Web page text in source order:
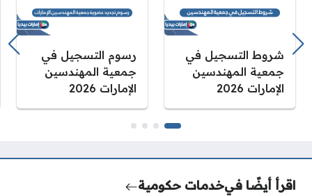
شروط التسجيل في
جمعية المهندسين
الإمارات 2026
رسوم التسجيل في
جمعية المهندسين
الإمارات 2026
اقرأ أيضًا فيخدمات حكومية